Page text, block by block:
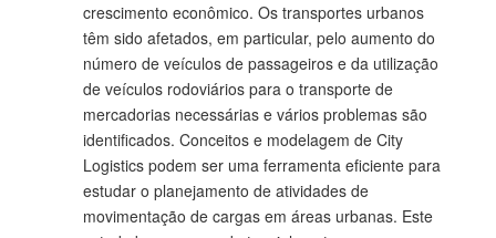
crescimento econômico. Os transportes urbanos
têm sido afetados, em particular, pelo aumento do
número de veículos de passageiros e da utilização
de veículos rodoviários para o transporte de
mercadorias necessárias e vários problemas são
identificados. Conceitos e modelagem de City
Logistics podem ser uma ferramenta eficiente para
estudar o planejamento de atividades de
movimentação de cargas em áreas urbanas. Este